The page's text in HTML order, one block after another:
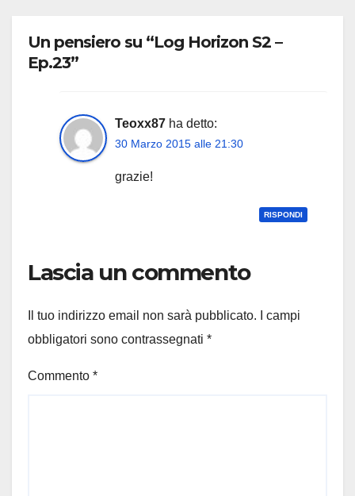
Un pensiero su “Log Horizon S2 –
Ep.23”
Teoxx87 ha detto:
30 Marzo 2015 alle 21:30
grazie!
RISPONDI
Lascia un commento
Il tuo indirizzo email non sarà pubblicato.
I campi
obbligatori sono contrassegnati *
Commento *